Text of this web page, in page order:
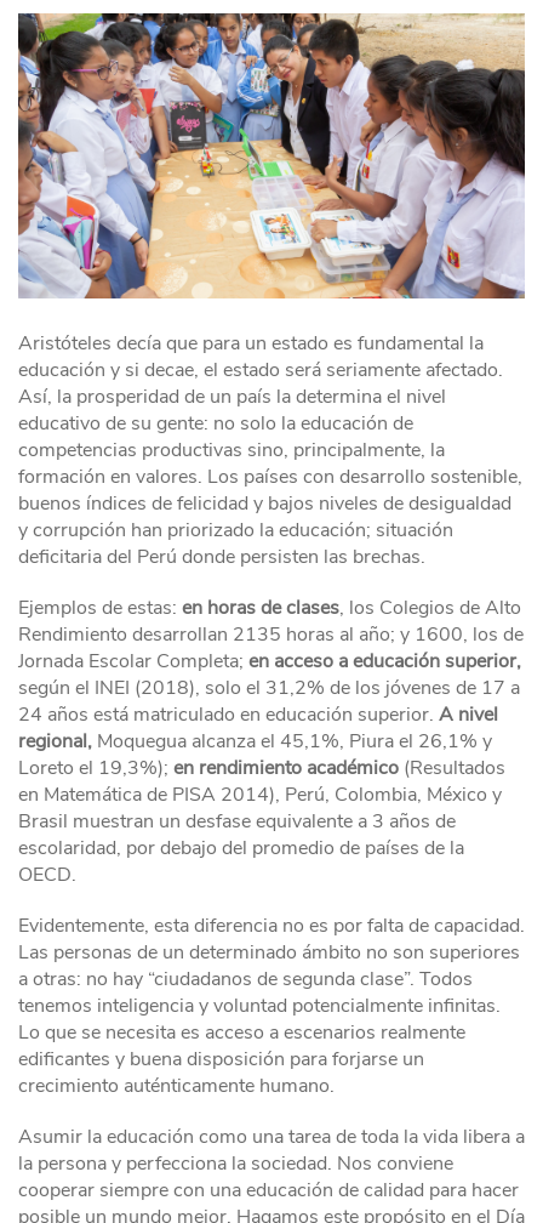
Aristóteles decía que para un estado es fundamental la
educación y si decae, el estado será seriamente afectado.
Así, la prosperidad de un país la determina el nivel
educativo de su gente: no solo la educación de
competencias productivas sino, principalmente, la
formación en valores. Los países con desarrollo sostenible,
buenos índices de felicidad y bajos niveles de desigualdad
y corrupción han priorizado la educación; situación
deficitaria del Perú donde persisten las brechas.
Ejemplos de estas: en horas de clases, los Colegios de Alto
Rendimiento desarrollan 2135 horas al año; y 1600, los de
Jornada Escolar Completa; en acceso a educación superior,
según el INEI (2018), solo el 31,2% de los jóvenes de 17 a
24 años está matriculado en educación superior. A nivel
regional, Moquegua alcanza el 45,1%, Piura el 26,1% y
Loreto el 19,3%); en rendimiento académico (Resultados
en Matemática de PISA 2014), Perú, Colombia, México y
Brasil muestran un desfase equivalente a 3 años de
escolaridad, por debajo del promedio de países de la
OECD.
Evidentemente, esta diferencia no es por falta de capacidad.
Las personas de un determinado ámbito no son superiores
a otras: no hay “ciudadanos de segunda clase”. Todos
tenemos inteligencia y voluntad potencialmente infinitas.
Lo que se necesita es acceso a escenarios realmente
edificantes y buena disposición para forjarse un
crecimiento auténticamente humano.
Asumir la educación como una tarea de toda la vida libera a
la persona y perfecciona la sociedad. Nos conviene
cooperar siempre con una educación de calidad para hacer
posible un mundo mejor. Hagamos este propósito en el Día